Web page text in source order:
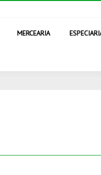
MERCEARIA